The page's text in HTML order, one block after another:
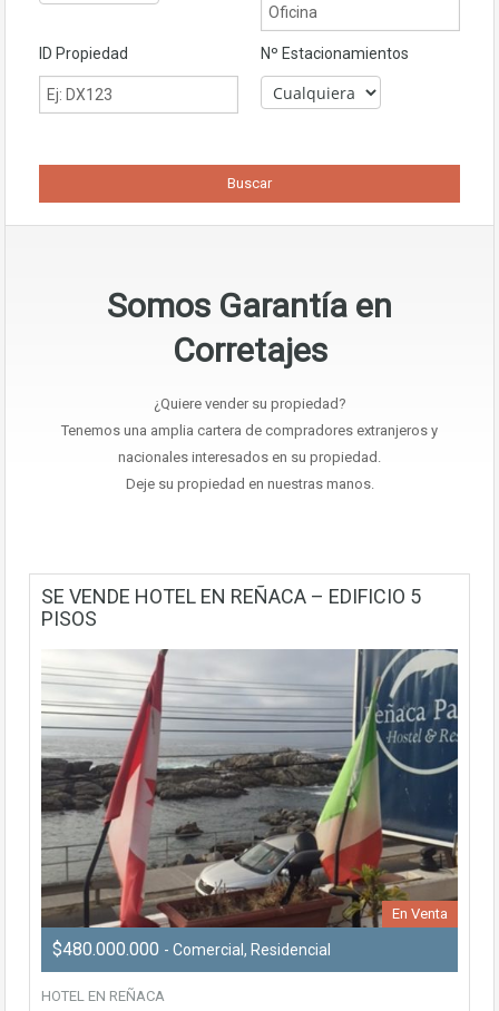
ID Propiedad Nº Estacionamientos
Somos Garantía en
Corretajes
¿Quiere vender su propiedad?
Tenemos una amplia cartera de compradores extranjeros y
nacionales interesados en su propiedad.
Deje su propiedad en nuestras manos.
SE VENDE HOTEL EN REÑACA – EDIFICIO 5
PISOS
En Venta
$480.000.000 - Comercial, Residencial
HOTEL EN REÑACA